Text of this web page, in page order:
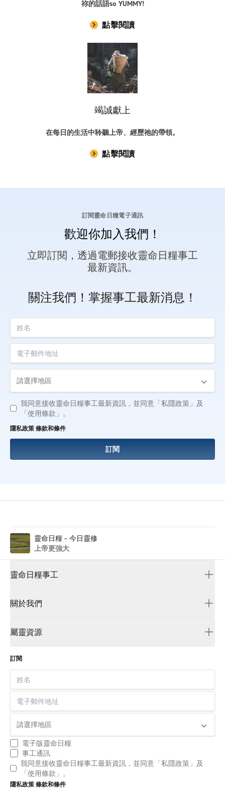
祢的話語so YUMMY!
點擊閱讀
竭誠獻上
在每日的生活中聆聽上帝、經歷祂的帶領。
點擊閱讀
訂閱靈命日糧電子通訊
歡迎你加入我們！
立即訂閱，透過電郵接收靈命日糧事工
最新資訊。
關注我們！掌握事工最新消息！
姓名
電子郵件地址
我同意接收靈命日糧事工最新資訊，並同意「私隱政策」及
「使用條款」。
隱私政策 條款和條件
訂閱
靈命日糧－今日靈修
上帝更強大
靈命日糧事工
靈命日糧
關於我們
使命與異象
信仰宣言
屬靈資源
雅米
訂閱
姓名
電子郵件地址
Country
電子版靈命日糧
事工通訊
我同意接收靈命日糧事工最新資訊，並同意「私隱政策」及
「使用條款」。
隱私政策 條款和條件
English (Canada)
Français
हिंदी
ကညီၤ
Português
മലയാളം
မြန်မာ
Português
русский
සිංහල
Español
தமிழ்
แบบไทย
українська
Tiếng Việt
Tagalog